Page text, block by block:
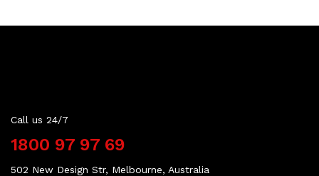
Call us 24/7
1800 97 97 69
502 New Design Str, Melbourne, Australia